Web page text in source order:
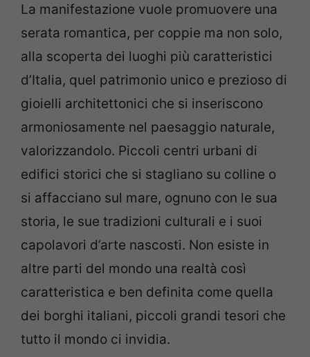
La manifestazione vuole promuovere una
serata romantica, per coppie ma non solo,
alla scoperta dei luoghi più caratteristici
d’Italia, quel patrimonio unico e prezioso di
gioielli architettonici che si inseriscono
armoniosamente nel paesaggio naturale,
valorizzandolo. Piccoli centri urbani di
edifici storici che si stagliano su colline o
si affacciano sul mare, ognuno con le sua
storia, le sue tradizioni culturali e i suoi
capolavori d’arte nascosti. Non esiste in
altre parti del mondo una realtà così
caratteristica e ben definita come quella
dei borghi italiani, piccoli grandi tesori che
tutto il mondo ci invidia.